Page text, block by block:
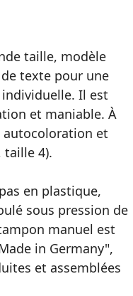
taille, modèle
texte pour une
Il est
et maniable. À
autocoloration et
taille 4).
en plastique,
sous pression de
manuel est
in Germany",
et assemblées